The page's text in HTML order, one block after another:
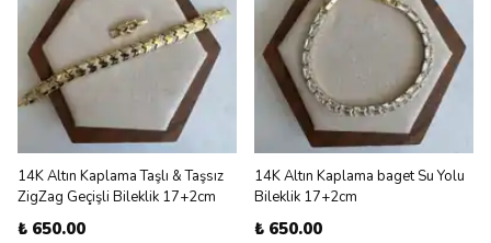
14K Altın Kaplama Taşlı & Taşsız
ZigZag Geçişli Bileklik 17+2cm
₺ 650.00
14K Altın Kaplama baget Su Yolu
Bileklik 17+2cm
₺ 650.00